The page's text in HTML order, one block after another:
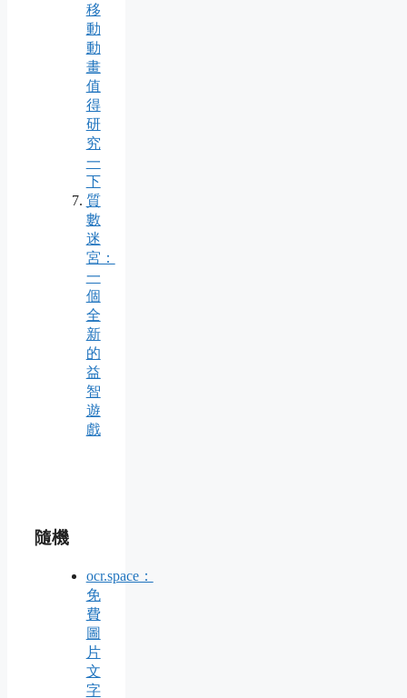
移
動
動
畫
值
得
研
究
一
下
質
數
迷
宮：
一
個
全
新
的
益
智
遊
戲
隨機
ocr.space：
免
費
圖
片
文
字